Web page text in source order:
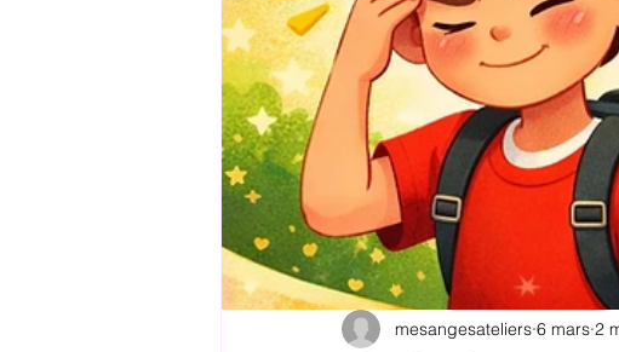
mesangesateliers 6 mars 2